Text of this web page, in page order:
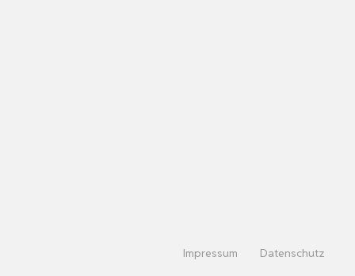
Impressum Datenschutz